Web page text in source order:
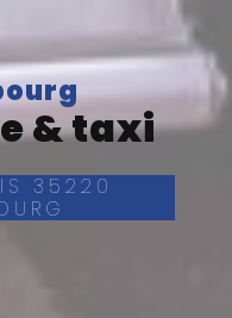
& taxi
35220